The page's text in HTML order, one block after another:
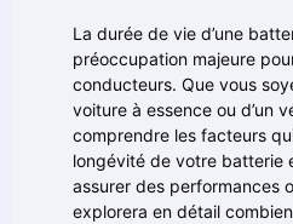
La durée de vie d’une
préoccupation majeure
conducteurs. Que vous
voiture à essence ou d’un
comprendre les facteurs
longévité de votre batterie
assurer des performances
explorera en détail